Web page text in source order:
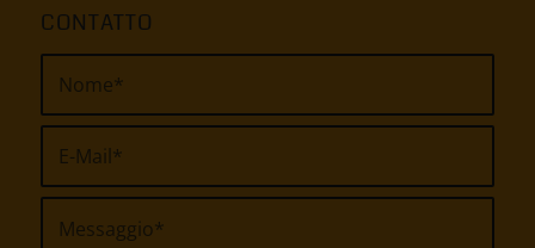
CONTATTO